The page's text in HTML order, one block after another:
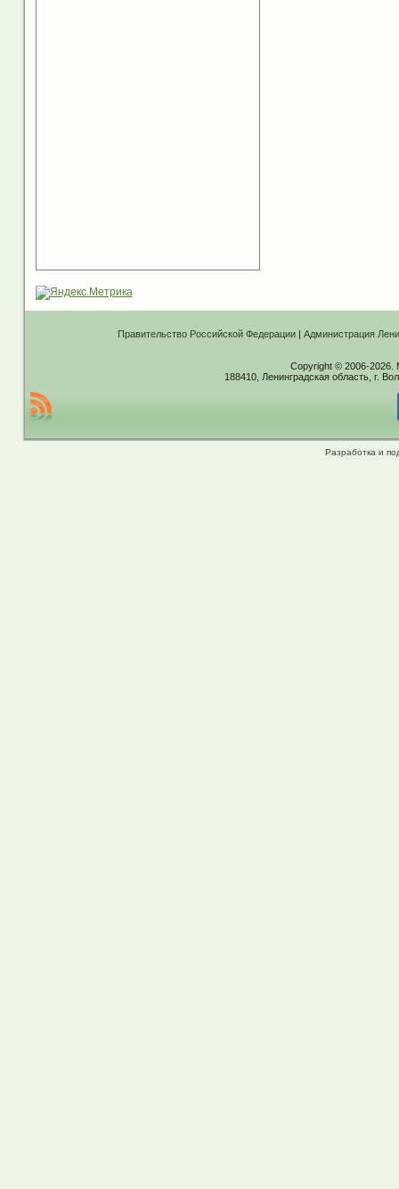
Правительство Российской Федерации| Администрация
Copyright © 2006-2026.
188410, Ленинградская область, г.
Разработка и